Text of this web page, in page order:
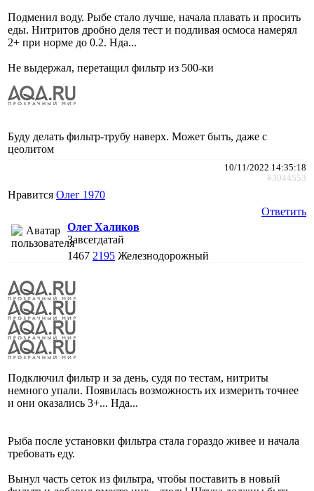
Подменил воду. Рыбе стало лучше, начала плавать и просить
еды. Нитритов дробно деля тест и подливая осмоса намерял
2+ при норме до 0.2. Нда...
Не выдержал, перетащил фильтр из 500-ки
Буду делать фильтр-трубу наверх. Может быть, даже с
цеолитом
10/11/2022 14:35:18
#3044553
Нравится Олег 1970
Ответить
Олег Халиков
Завсегдатай
1467 2195 Железнодорожный
Подключил фильтр и за день, судя по тестам, нитриты
немного упали. Появилась возможность их измерить точнее
и они оказались 3+... Нда...
Рыба после установки фильтра стала гораздо живее и начала
требовать еду.
Вынул часть сеток из фильтра, чтобы поставить в новый